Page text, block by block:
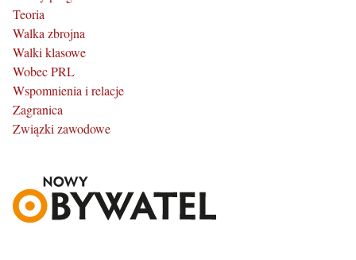
Teoria
Walka zbrojna
Walki klasowe
Wobec PRL
Wspomnienia i relacje
Zagranica
Związki zawodowe